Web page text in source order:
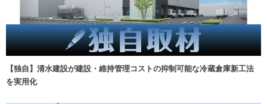
【独自】清水建設が建設・維持管理コストの抑制可能な冷蔵倉庫新工法
を実用化